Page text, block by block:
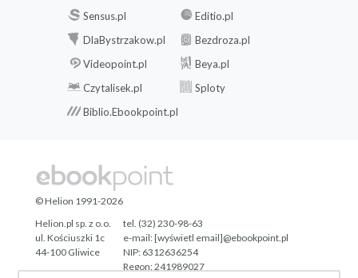
Sensus.pl
Editio.pl
DlaBystrzakow.pl
Bezdroza.pl
Videopoint.pl
Beya.pl
Czytalisek.pl
Sploty
Biblio.Ebookpoint.pl
© Helion 1991-2026
Helion.pl sp. z o.o.
ul. Kościuszki 1c
44-100 Gliwice
tel. (32) 230-98-63
e-mail:[wyświetl email]@ebookpoint.pl
NIP: 6312636254
Regon: 241989027